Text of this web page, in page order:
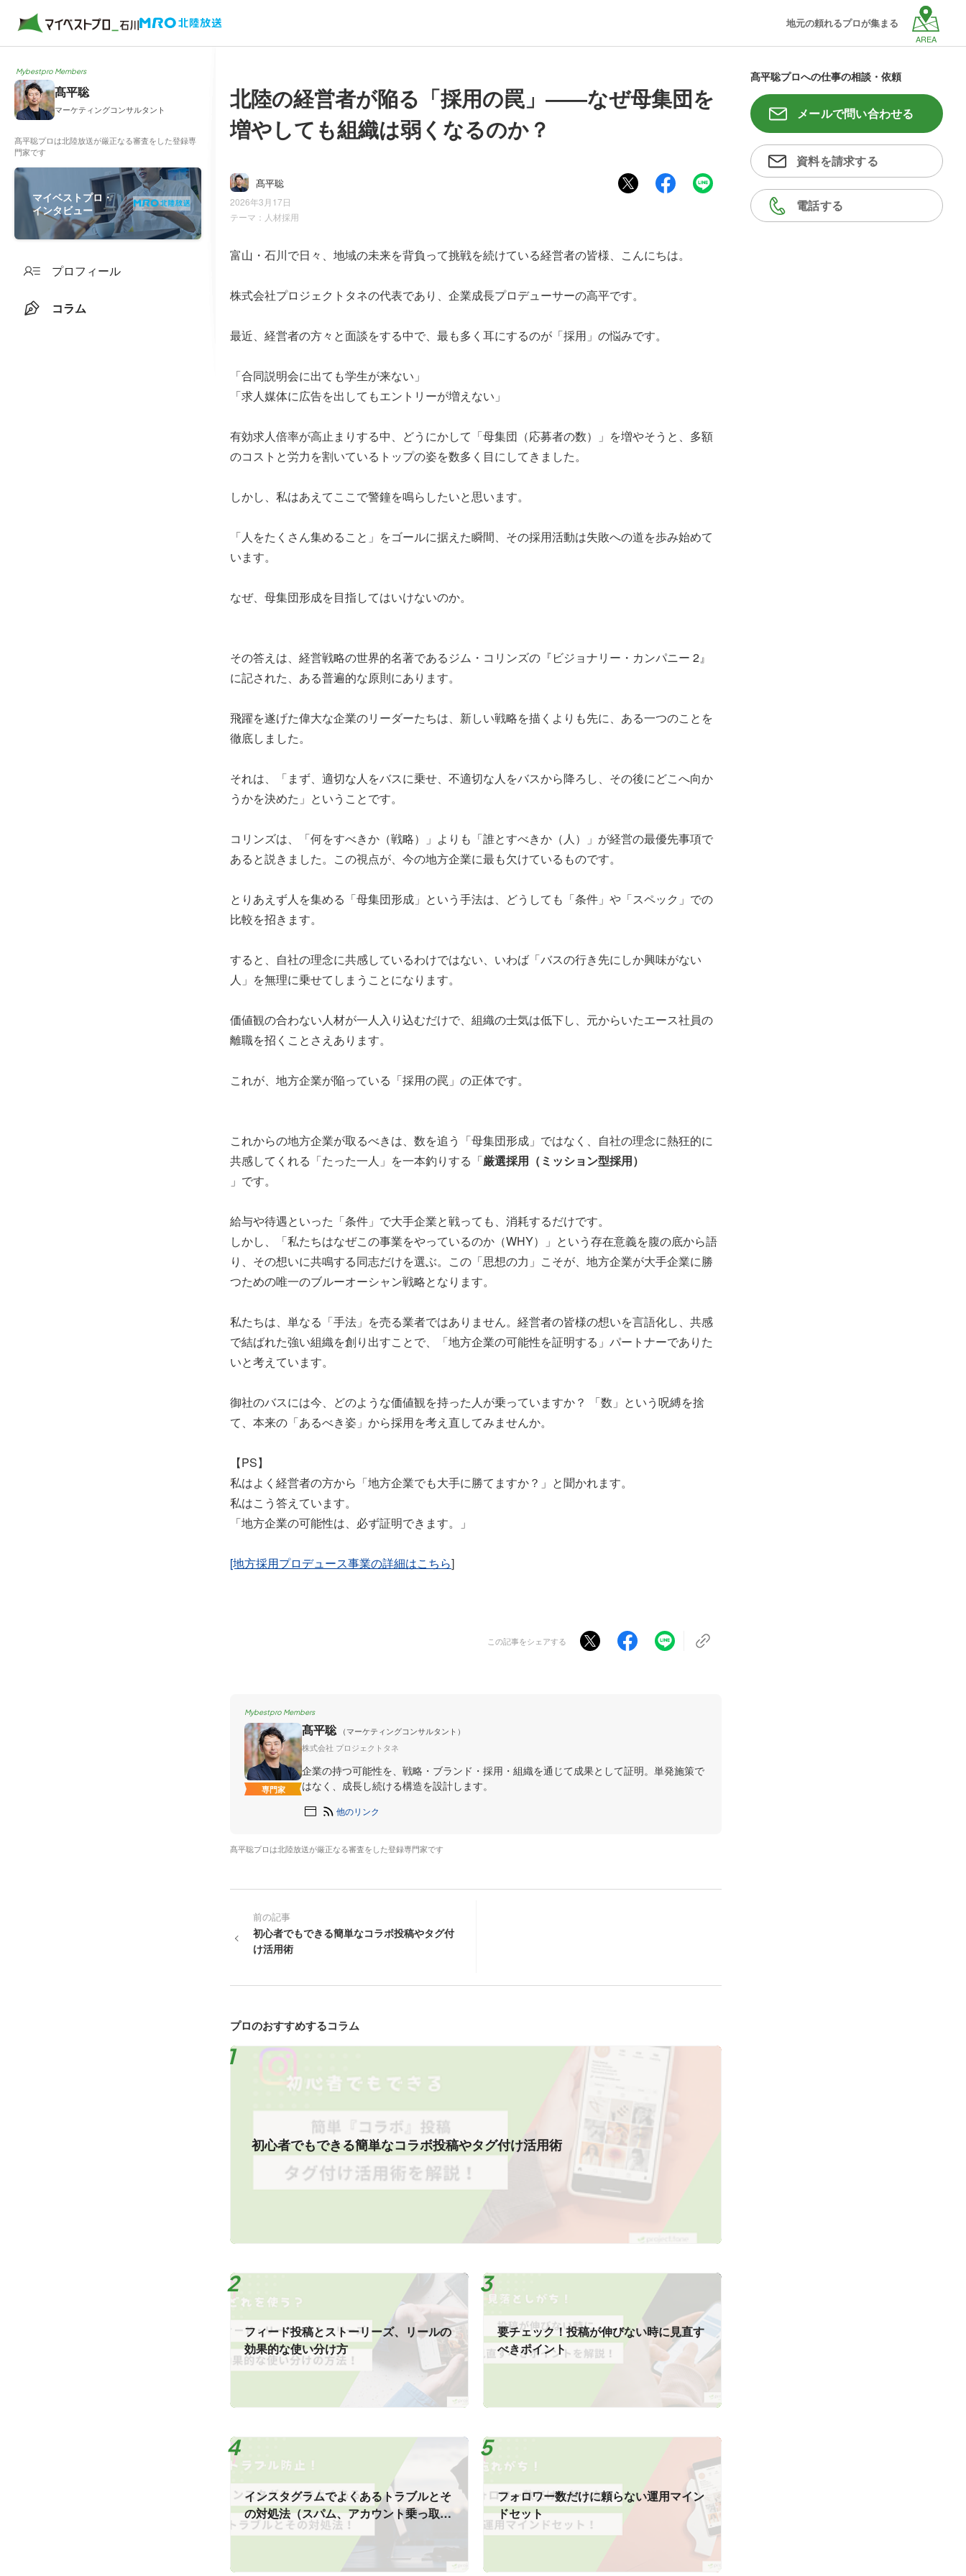
地元の頼れるプロが集まる
AREA
Mybestpro Members
髙平聡
マーケティングコンサルタント
髙平聡プロは北陸放送が厳正なる審査をした登録専
門家です
マイベストプロ・
インタビュー
プロフィール
コラム
北陸の経営者が陥る「採用の罠」――なぜ母集団を
増やしても組織は弱くなるのか？
髙平聡
2026年3月17日
テーマ： 人材採用
富山・石川で日々、地域の未来を背負って挑戦を続けている経営者の皆様、こんにちは。
株式会社プロジェクトタネの代表であり、企業成長プロデューサーの高平です。
最近、経営者の方々と面談をする中で、最も多く耳にするのが「採用」の悩みです。
「合同説明会に出ても学生が来ない」
「求人媒体に広告を出してもエントリーが増えない」
有効求人倍率が高止まりする中、どうにかして「母集団（応募者の数）」を増やそうと、多額
のコストと労力を割いているトップの姿を数多く目にしてきました。
しかし、私はあえてここで警鐘を鳴らしたいと思います。
「人をたくさん集めること」をゴールに据えた瞬間、その採用活動は失敗への道を歩み始めて
います。
なぜ、母集団形成を目指してはいけないのか。
その答えは、経営戦略の世界的名著であるジム・コリンズの『ビジョナリー・カンパニー 2』
に記された、ある普遍的な原則にあります。
飛躍を遂げた偉大な企業のリーダーたちは、新しい戦略を描くよりも先に、ある一つのことを
徹底しました。
それは、「まず、適切な人をバスに乗せ、不適切な人をバスから降ろし、その後にどこへ向か
うかを決めた」ということです。
コリンズは、「何をすべきか（戦略）」よりも「誰とすべきか（人）」が経営の最優先事項で
あると説きました。この視点が、今の地方企業に最も欠けているものです。
とりあえず人を集める「母集団形成」という手法は、どうしても「条件」や「スペック」での
比較を招きます。
すると、自社の理念に共感しているわけではない、いわば「バスの行き先にしか興味がない
人」を無理に乗せてしまうことになります。
価値観の合わない人材が一人入り込むだけで、組織の士気は低下し、元からいたエース社員の
離職を招くことさえあります。
これが、地方企業が陥っている「採用の罠」の正体です。
これからの地方企業が取るべきは、数を追う「母集団形成」ではなく、自社の理念に熱狂的に
共感してくれる「たった一人」を一本釣りする「厳選採用（ミッション型採用）
」です。
給与や待遇といった「条件」で大手企業と戦っても、消耗するだけです。
しかし、「私たちはなぜこの事業をやっているのか（WHY）」という存在意義を腹の底から語
り、その想いに共鳴する同志だけを選ぶ。この「思想の力」こそが、地方企業が大手企業に勝
つための唯一のブルーオーシャン戦略となります。
私たちは、単なる「手法」を売る業者ではありません。経営者の皆様の想いを言語化し、共感
で結ばれた強い組織を創り出すことで、「地方企業の可能性を証明する」パートナーでありた
いと考えています。
御社のバスには今、どのような価値観を持った人が乗っていますか？ 「数」という呪縛を捨
て、本来の「あるべき姿」から採用を考え直してみませんか。
【PS】
私はよく経営者の方から「地方企業でも大手に勝てますか？」と聞かれます。
私はこう答えています。
「地方企業の可能性は、必ず証明できます。」
[地方採用プロデュース事業の詳細はこちら]
この記事をシェアする
Mybestpro Members
専門家
髙平聡
（マーケティングコンサルタント）
株式会社 プロジェクトタネ
企業の持つ可能性を、戦略・ブランド・採用・組織を通じて成果として証明。単発施策で
はなく、成長し続ける構造を設計します。
他のリンク
髙平聡プロは北陸放送が厳正なる審査をした登録専門家です
前の記事
初心者でもできる簡単なコラボ投稿やタグ付
け活用術
プロのおすすめするコラム
初心者でもできる簡単なコラボ投稿やタグ付け活用術
フィード投稿とストーリーズ、リールの
効果的な使い分け方
要チェック！投稿が伸びない時に見直す
べきポイント
インスタグラムでよくあるトラブルとそ
の対処法（スパム、アカウント乗っ取り
など）
フォロワー数だけに頼らない運用マイン
ドセット
髙平聡プロへの仕事の相談・依頼
メールで問い合わせる
資料を請求する
電話する